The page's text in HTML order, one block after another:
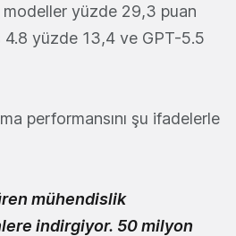
yüzde 29,3 puan
4.8 yüzde 13,4 ve GPT-5.5
performansını şu ifadelerle
mühendislik
indirgiyor. 50 milyon